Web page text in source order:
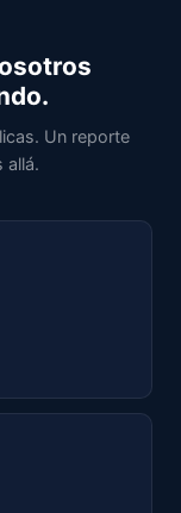
Un reporte
allá.